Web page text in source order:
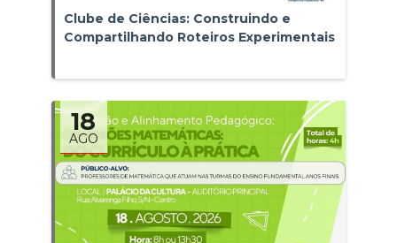
Clube de Ciências: Construindo e
Compartilhando Roteiros Experimentais
18
AGO